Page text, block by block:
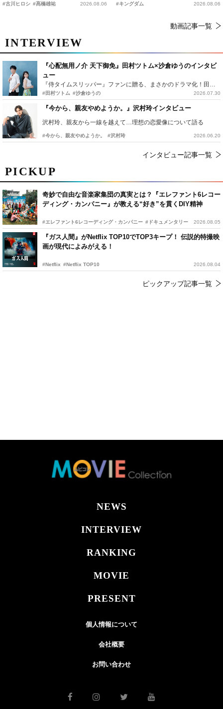
PICKUP
奇妙で自由な音楽家集団の真実とは？『エレファント6レコー
ディング・カンパニー』が教える“好き”を貫くDIY精神
#エレファント6レコーディング・カンパニー #ドキュメンタリー 2026.08.05
『ガス人間』がNetflix TOP10でTOP3キープ！ 伝説的特撮映
画が現代によみがえる！
#Netflix #Netflix TOP10 2026.08.04
ピックアップ記事一覧
#古川ヒロシ #髙橋雄祐 2026.08.06 #キングダム 2026.08.06
動画記事一覧
INTERVIEW
『心配無用ノ介 天下御免』田村ツトム×沙倉ゆうのインタビ
ュー
『侍タイムスリッパー』ファンに贈る、まさかのドラマ化！田村ツトム×沙倉ゆうのが語る『心配無用ノ介』撮影秘話
#田村ツトム #沙倉ゆうの 2026.07.30
『今から、親友やめようか。』沢村玲インタビュー
沢村玲、親友から一線を越えて…理想の恋愛像について語る
#今から、親友やめようか。 #沢村玲 2026.06.20
インタビュー記事一覧
NEWS
INTERVIEW
RANKING
MOVIE
PRESENT
個人情報について
会社概要
お問い合わせ